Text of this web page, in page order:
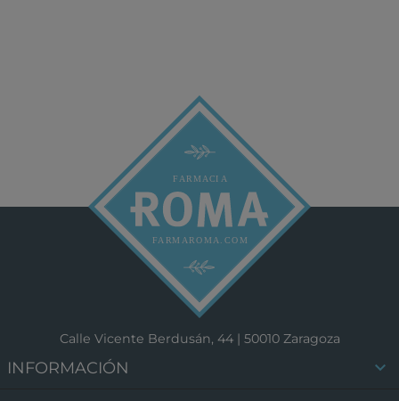
Calle Vicente Berdusán, 44 | 50010 Zaragoza
INFORMACIÓN 